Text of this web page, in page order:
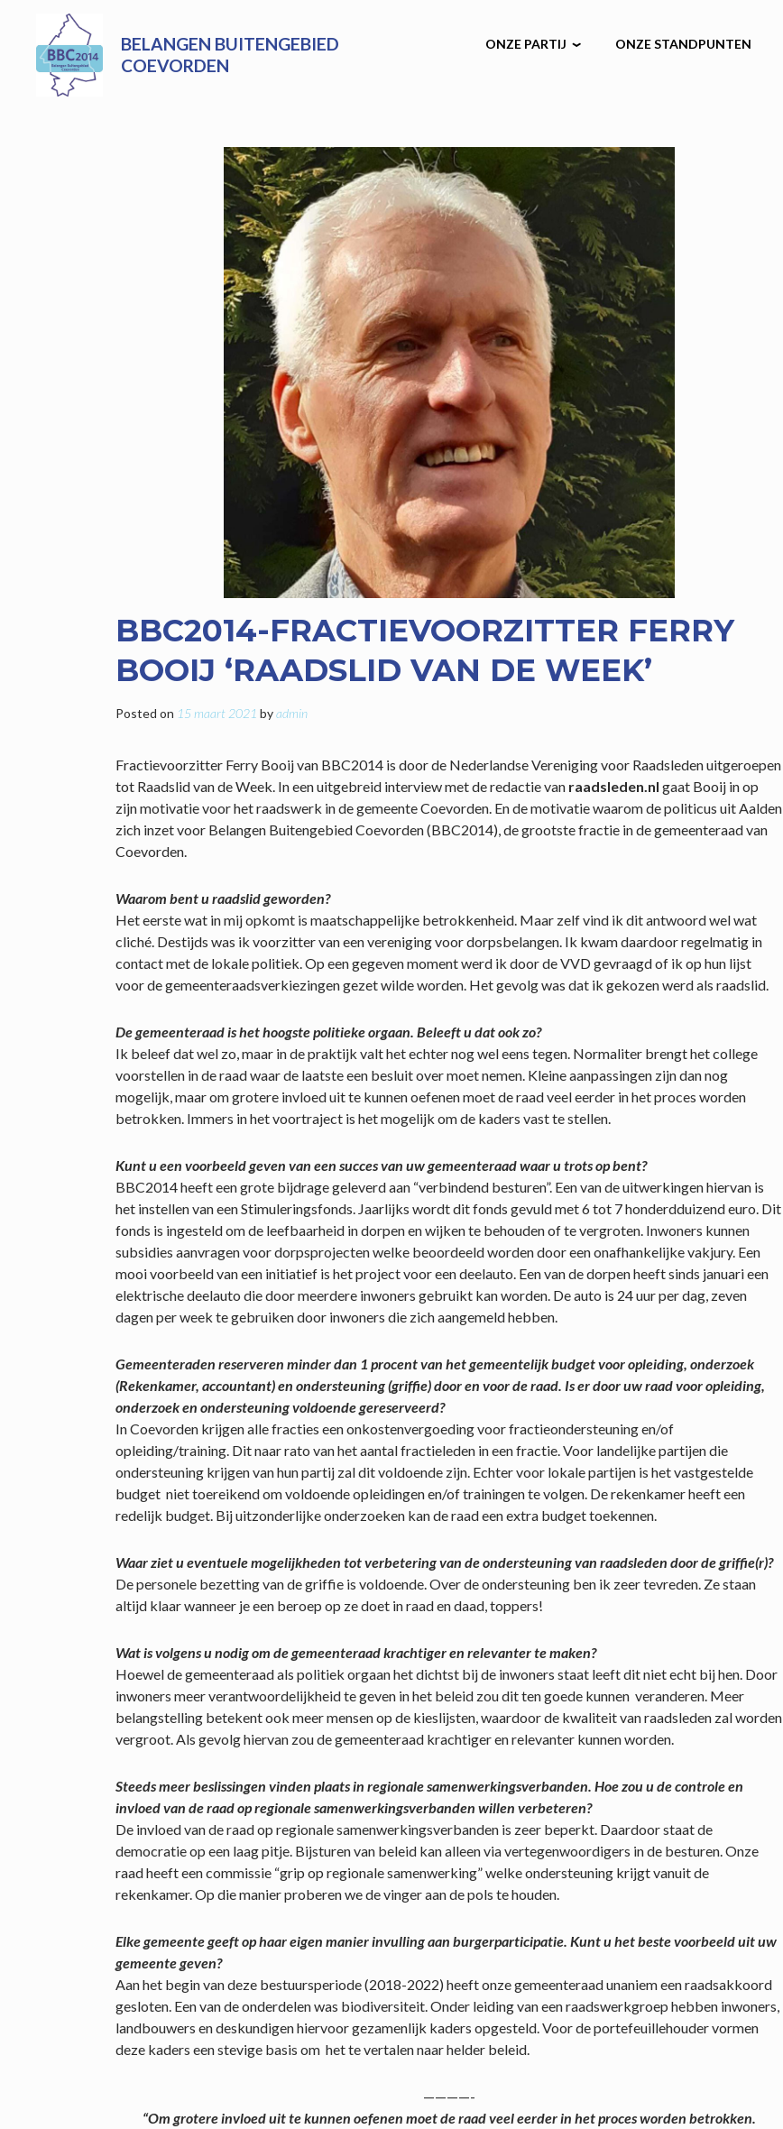
content
BELANGEN BUITENGEBIED
COEVORDEN
ONZE PARTIJ ONZE STANDPUNTEN
BBC2014-FRACTIEVOORZITTER FERRY
BOOIJ ‘RAADSLID VAN DE WEEK’
Posted on 15 maart 2021 byadmin
Fractievoorzitter Ferry Booij van BBC2014 is door de Nederlandse Vereniging voor Raadsleden uitgeroepen
tot Raadslid van de Week. In een uitgebreid interview met de redactie van raadsleden.nl gaat Booij in op
zijn motivatie voor het raadswerk in de gemeente Coevorden. En de motivatie waarom de politicus uit Aalden
zich inzet voor Belangen Buitengebied Coevorden (BBC2014), de grootste fractie in de gemeenteraad van
Coevorden.
Waarom bent u raadslid geworden?
Het eerste wat in mij opkomt is maatschappelijke betrokkenheid. Maar zelf vind ik dit antwoord wel wat
cliché. Destijds was ik voorzitter van een vereniging voor dorpsbelangen. Ik kwam daardoor regelmatig in
contact met de lokale politiek. Op een gegeven moment werd ik door de VVD gevraagd of ik op hun lijst
voor de gemeenteraadsverkiezingen gezet wilde worden. Het gevolg was dat ik gekozen werd als raadslid.
De gemeenteraad is het hoogste politieke orgaan. Beleeft u dat ook zo?
Ik beleef dat wel zo, maar in de praktijk valt het echter nog wel eens tegen. Normaliter brengt het college
voorstellen in de raad waar de laatste een besluit over moet nemen. Kleine aanpassingen zijn dan nog
mogelijk, maar om grotere invloed uit te kunnen oefenen moet de raad veel eerder in het proces worden
betrokken. Immers in het voortraject is het mogelijk om de kaders vast te stellen.
Kunt u een voorbeeld geven van een succes van uw gemeenteraad waar u trots op bent?
BBC2014 heeft een grote bijdrage geleverd aan “verbindend besturen”. Een van de uitwerkingen hiervan is
het instellen van een Stimuleringsfonds. Jaarlijks wordt dit fonds gevuld met 6 tot 7 honderdduizend euro. Dit
fonds is ingesteld om de leefbaarheid in dorpen en wijken te behouden of te vergroten. Inwoners kunnen
subsidies aanvragen voor dorpsprojecten welke beoordeeld worden door een onafhankelijke vakjury. Een
mooi voorbeeld van een initiatief is het project voor een deelauto. Een van de dorpen heeft sinds januari een
elektrische deelauto die door meerdere inwoners gebruikt kan worden. De auto is 24 uur per dag, zeven
dagen per week te gebruiken door inwoners die zich aangemeld hebben.
Gemeenteraden reserveren minder dan 1 procent van het gemeentelijk budget voor opleiding, onderzoek
(Rekenkamer, accountant) en ondersteuning (griffie) door en voor de raad. Is er door uw raad voor opleiding,
onderzoek en ondersteuning voldoende gereserveerd?
In Coevorden krijgen alle fracties een onkostenvergoeding voor fractieondersteuning en/of
opleiding/training. Dit naar rato van het aantal fractieleden in een fractie. Voor landelijke partijen die
ondersteuning krijgen van hun partij zal dit voldoende zijn. Echter voor lokale partijen is het vastgestelde
budget niet toereikend om voldoende opleidingen en/of trainingen te volgen. De rekenkamer heeft een
redelijk budget. Bij uitzonderlijke onderzoeken kan de raad een extra budget toekennen.
Waar ziet u eventuele mogelijkheden tot verbetering van de ondersteuning van raadsleden door de griffie(r)?
De personele bezetting van de griffie is voldoende. Over de ondersteuning ben ik zeer tevreden. Ze staan
altijd klaar wanneer je een beroep op ze doet in raad en daad, toppers!
Wat is volgens u nodig om de gemeenteraad krachtiger en relevanter te maken?
Hoewel de gemeenteraad als politiek orgaan het dichtst bij de inwoners staat leeft dit niet echt bij hen. Door
inwoners meer verantwoordelijkheid te geven in het beleid zou dit ten goede kunnen veranderen. Meer
belangstelling betekent ook meer mensen op de kieslijsten, waardoor de kwaliteit van raadsleden zal worden
vergroot. Als gevolg hiervan zou de gemeenteraad krachtiger en relevanter kunnen worden.
Steeds meer beslissingen vinden plaats in regionale samenwerkingsverbanden. Hoe zou u de controle en
invloed van de raad op regionale samenwerkingsverbanden willen verbeteren?
De invloed van de raad op regionale samenwerkingsverbanden is zeer beperkt. Daardoor staat de
democratie op een laag pitje. Bijsturen van beleid kan alleen via vertegenwoordigers in de besturen. Onze
raad heeft een commissie “grip op regionale samenwerking” welke ondersteuning krijgt vanuit de
rekenkamer. Op die manier proberen we de vinger aan de pols te houden.
Elke gemeente geeft op haar eigen manier invulling aan burgerparticipatie. Kunt u het beste voorbeeld uit uw
gemeente geven?
Aan het begin van deze bestuursperiode (2018-2022) heeft onze gemeenteraad unaniem een raadsakkoord
gesloten. Een van de onderdelen was biodiversiteit. Onder leiding van een raadswerkgroep hebben inwoners,
landbouwers en deskundigen hiervoor gezamenlijk kaders opgesteld. Voor de portefeuillehouder vormen
deze kaders een stevige basis om het te vertalen naar helder beleid.
————-
“Om grotere invloed uit te kunnen oefenen moet de raad veel eerder in het proces worden betrokken.